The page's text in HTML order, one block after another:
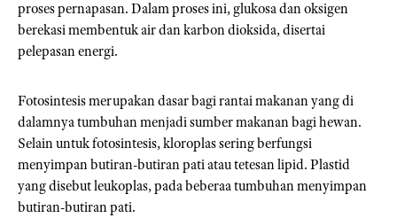
proses pernapasan. Dalam proses ini, glukosa dan oksigen
berekasi membentuk air dan karbon dioksida, disertai
pelepasan energi.
Fotosintesis merupakan dasar bagi rantai makanan yang di
dalamnya tumbuhan menjadi sumber makanan bagi hewan.
Selain untuk fotosintesis, kloroplas sering berfungsi
menyimpan butiran-butiran pati atau tetesan lipid. Plastid
yang disebut leukoplas, pada beberaa tumbuhan menyimpan
butiran-butiran pati.